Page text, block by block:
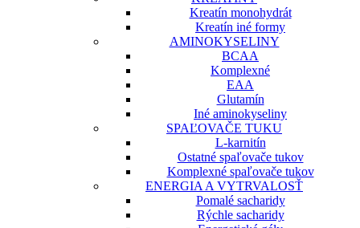
Kreatín monohydrát
Kreatín iné formy
AMINOKYSELINY
BCAA
Komplexné
EAA
Glutamín
Iné aminokyseliny
SPAĽOVAČE TUKU
L-karnitín
Ostatné spaľovače tukov
Komplexné spaľovače tukov
ENERGIA A VYTRVALOSŤ
Pomalé sacharidy
Rýchle sacharidy